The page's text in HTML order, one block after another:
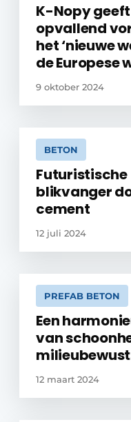
K-Nopy geeft
opvallend
het ‘nieuwe
de Europese
9 oktober 2024
BETON
Futuristische
blikvanger
cement
12 juli 2024
PREFAB BETON
Een
van
12 maart 2024